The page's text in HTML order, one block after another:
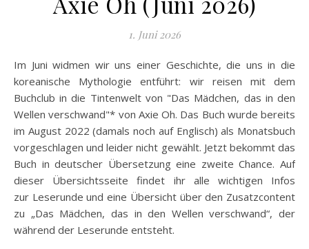
1. Juni 2026
Im Juni widmen wir uns einer Geschichte, die uns in die
koreanische Mythologie entführt: wir reisen mit dem
Buchclub in die Tintenwelt von "Das Mädchen, das in den
Wellen verschwand"* von Axie Oh. Das Buch wurde bereits
im August 2022 (damals noch auf Englisch) als Monatsbuch
vorgeschlagen und leider nicht gewählt. Jetzt bekommt das
Buch in deutscher Übersetzung eine zweite Chance. Auf
dieser Übersichtsseite findet ihr alle wichtigen Infos
zur Leserunde und eine Übersicht über den Zusatzcontent
zu „Das Mädchen, das in den Wellen verschwand“, der
während der Leserunde entsteht.